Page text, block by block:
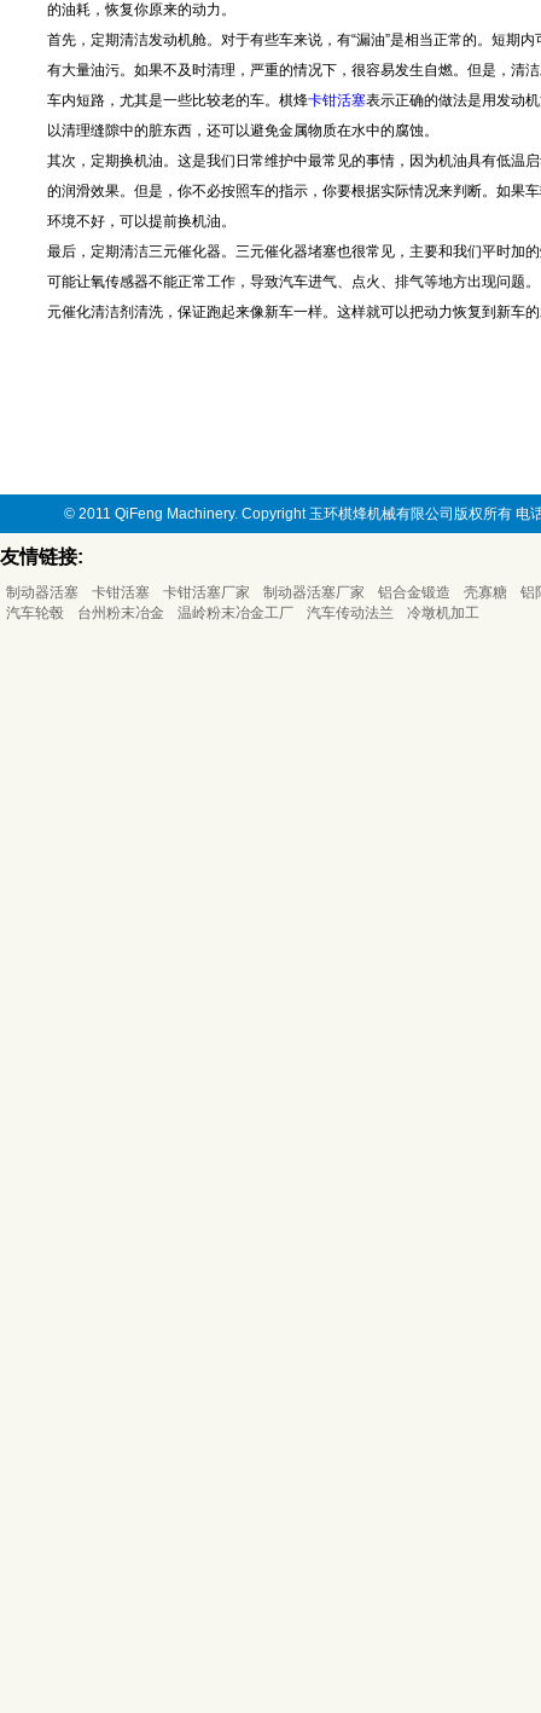
的油耗，恢复你原来的动力。
首先，定期清洁发动机舱。对于有些车来说，有“漏油”是相当正常的。短期
有大量油污。如果不及时清理，严重的情况下，很容易发生自燃。但是，清
车内短路，尤其是一些比较老的车。棋烽卡钳活塞表示正确的做法是用发动
以清理缝隙中的脏东西，还可以避免金属物质在水中的腐蚀。
其次，定期换机油。这是我们日常维护中最常见的事情，因为机油具有低温
的润滑效果。但是，你不必按照车的指示，你要根据实际情况来判断。如果
环境不好，可以提前换机油。
最后，定期清洁三元催化器。三元催化器堵塞也很常见，主要和我们平时加
可能让氧传感器不能正常工作，导致汽车进气、点火、排气等地方出现问题
元催化清洁剂清洗，保证跑起来像新车一样。这样就可以把动力恢复到新车
© 2011 QiFeng Machinery. Copyright 玉环棋烽机械有限公司版权所有
友情链接:
制动器活塞 卡钳活塞 卡钳活塞厂家 制动器活塞厂家 铝合金锻造 壳寡糖
铝
汽车轮毂
台州粉末冶金 温岭粉末冶金工厂 汽车传动法兰 冷墩机加工